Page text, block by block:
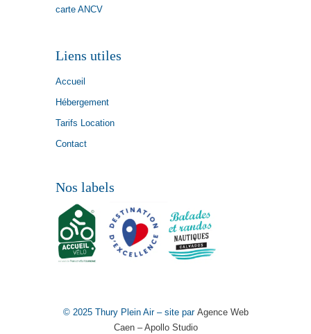
carte ANCV
Liens utiles
Accueil
Hébergement
Tarifs Location
Contact
Nos labels
© 2025 Thury Plein Air – site par Agence Web
Caen – Apollo Studio